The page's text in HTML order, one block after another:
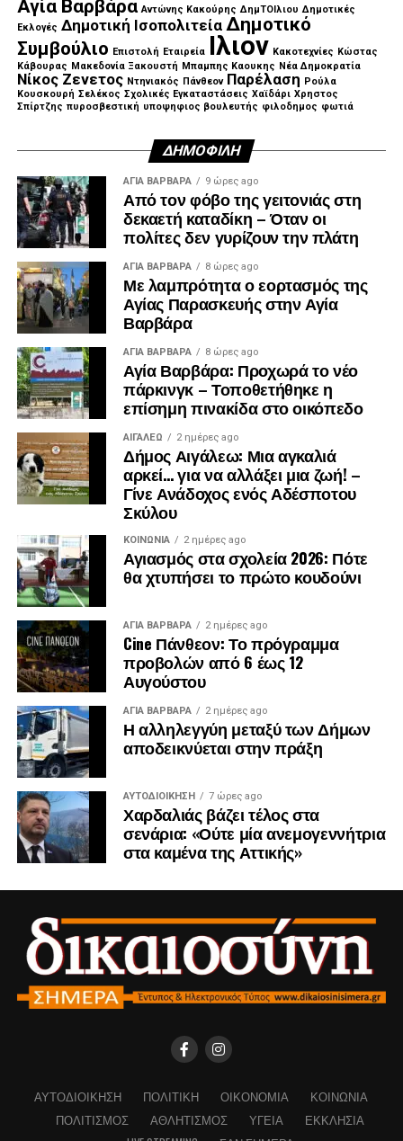
Αγία Βαρβάρα Αντώνης Κακούρης ΔημΤΟΙλιου Δημοτικές
Εκλογές Δημοτική Ισοπολιτεία Δημοτικό
Συμβούλιο Επιστολή Εταιρεία Ιλιον Κακοτεχνίες Κώστας
Κάβουρας Μακεδονία Ξακουστή Μπαμπης Καουκης Νέα Δημοκρατία
Νίκος Ζενετος Ντηνιακός Πάνθεον Παρέλαση Ρούλα
Κουσκουρή Σελέκος Σχολικές Εγκαταστάσεις Χαϊδάρι Χρηστος
Σπίρτζης πυροσβεστική υποψηφιος βουλευτής φιλοδημος φωτιά
ΔΗΜΟΦΙΛΉ
ΑΓΙΑ ΒΑΡΒΑΡΑ 9 ώρες ago
Από τον φόβο της γειτονιάς στη
δεκαετή καταδίκη – Όταν οι
πολίτες δεν γυρίζουν την πλάτη
ΑΓΙΑ ΒΑΡΒΑΡΑ 8 ώρες ago
Με λαμπρότητα ο εορτασμός της
Αγίας Παρασκευής στην Αγία
Βαρβάρα
ΑΓΙΑ ΒΑΡΒΑΡΑ 8 ώρες ago
Αγία Βαρβάρα: Προχωρά το νέο
πάρκινγκ – Τοποθετήθηκε η
επίσημη πινακίδα στο οικόπεδο
ΑΙΓΑΛΕΩ 2 ημέρες ago
Δήμος Αιγάλεω: Μια αγκαλιά
αρκεί… για να αλλάξει μια ζωή! –
Γίνε Ανάδοχος ενός Αδέσποτου
Σκύλου
ΚΟΙΝΩΝΊΑ 2 ημέρες ago
Αγιασμός στα σχολεία 2026: Πότε
θα χτυπήσει το πρώτο κουδούνι
ΑΓΙΑ ΒΑΡΒΑΡΑ 2 ημέρες ago
Cine Πάνθεον: Το πρόγραμμα
προβολών από 6 έως 12
Αυγούστου
ΑΓΙΑ ΒΑΡΒΑΡΑ 2 ημέρες ago
Η αλληλεγγύη μεταξύ των Δήμων
αποδεικνύεται στην πράξη
ΑΥΤΟΔΙΟΊΚΗΣΗ 7 ώρες ago
Χαρδαλιάς βάζει τέλος στα
σενάρια: «Ούτε μία ανεμογεννήτρια
στα καμένα της Αττικής»
ΑΥΤΟΔΙΟΊΚΗΣΗ ΠΟΛΙΤΙΚΉ ΟΙΚΟΝΟΜΊΑ
ΚΟΙΝΩΝΊΑ
ΠΟΛΙΤΙΣΜΌΣ
ΑΘΛΗΤΙΣΜΌΣ ΥΓΕΊΑ
ΕΚΚΛΗΣΊΑ